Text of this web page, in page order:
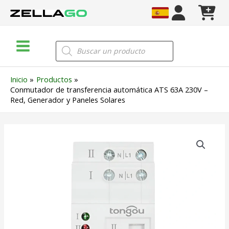
Menu
Búsqueda
de
productos
Inicio
Productos
Conmutador de transferencia automática ATS 63A 230V –
Red, Generador y Paneles Solares